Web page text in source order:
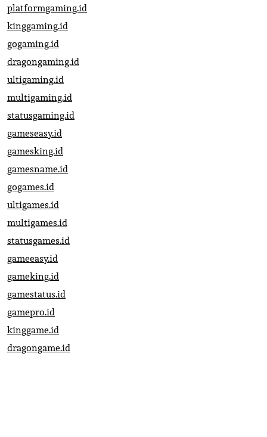
platformgaming.id
kinggaming.id
gogaming.id
dragongaming.id
ultigaming.id
multigaming.id
statusgaming.id
gameseasy.id
gamesking.id
gamesname.id
gogames.id
ultigames.id
multigames.id
statusgames.id
gameeasy.id
gameking.id
gamestatus.id
gamepro.id
kinggame.id
dragongame.id